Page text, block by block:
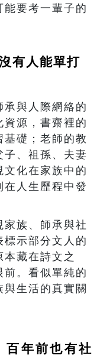
能要考一輩子的
有人能單打
與人際網絡的
源，書齋裡的
礎；老師的教
子、祖孫、夫妻
化在家族中的
人生歷程中發
族、師承與社
示部分文人的
藏在詩文之
前。看似單純的
生活的真實關
百年前也有社